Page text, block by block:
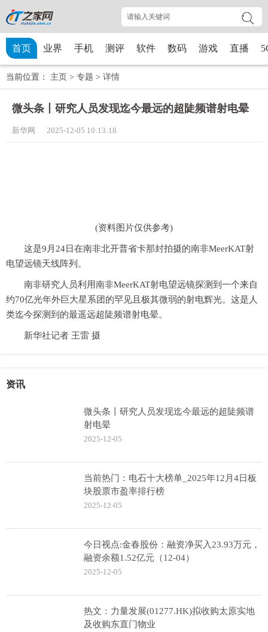
首页 业界 手机 测评 软件 数码 游戏 直播
当前位置： 主页 > 专题 > 详情
微头条丨研究人员发现迄今最远的超陡频谱射电晕
新华网 2025-12-05 10:13:18
(资料图片仅供参考)
这是9月24日在南非北开普省卡那封拍摄的南非MeerKAT射
电望远镜天线阵列。
南非研究人员利用南非MeerKAT射电望远镜探测到一个来自
约70亿光年外巨大星系团的罕见且极其微弱的射电辉光。这是人
类迄今探测到的最遥远超陡频谱射电晕。
新华社记者 王雷 摄
资讯
微头条丨研究人员发现迄今最远的超陡频谱
射电晕
2025-12-05
当前热门：电石十大榜单_2025年12月4日板
块股票市盈率排行榜
2025-12-05
今日视点:金春股份：融资净买入23.93万元，
融资余额1.52亿元（12-04）
2025-12-05
热文：力量发展(01277.HK)拟收购太原实地
及收购东直门物业